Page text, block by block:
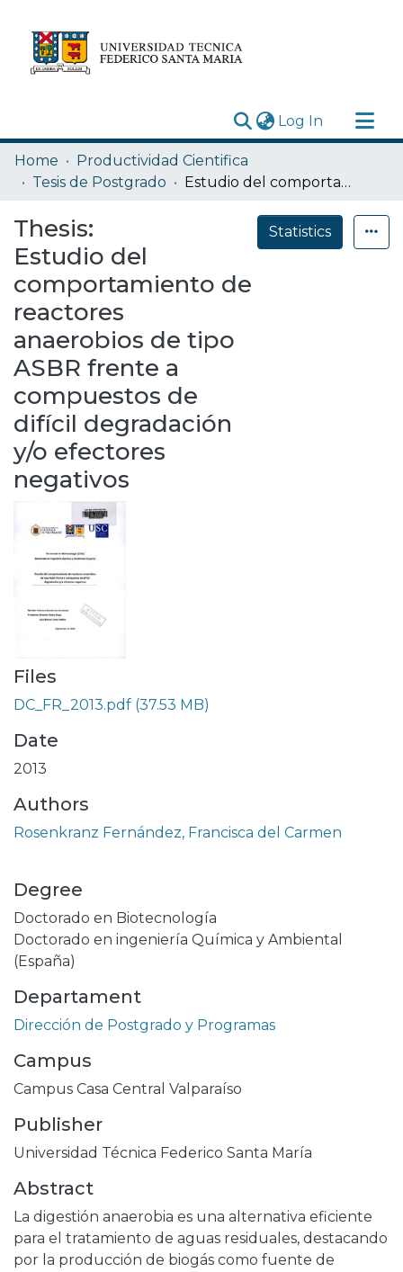
Log In (current)
Research Outputs
Statistics
Depósito
Home
Productividad Cientifica
Tesis de Postgrado
Estudio del comportamiento de reactores anaerobios de tipo ASBR frente a compuestos de difícil degradación y/o efectores negativos
Thesis:
Estudio del
comportamiento de
reactores
anaerobios de tipo
ASBR frente a
compuestos de
difícil degradación
y/o efectores
negativos
Statistics
Files
DC_FR_2013.pdf (37.53 MB)
Date
2013
Authors
Rosenkranz Fernández, Francisca del Carmen
Degree
Doctorado en Biotecnología
Doctorado en ingeniería Química y Ambiental
(España)
Departament
Dirección de Postgrado y Programas
Campus
Campus Casa Central Valparaíso
Publisher
Universidad Técnica Federico Santa María
Abstract
La digestión anaerobia es una alternativa eficiente
para el tratamiento de aguas residuales, destacando
por la producción de biogás como fuente de